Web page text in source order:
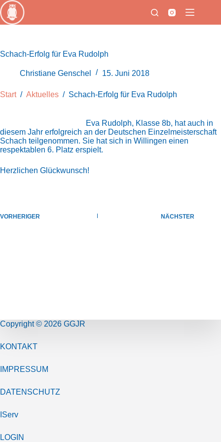
Zum
Inhalt
springen
Schach-Erfolg für Eva Rudolph
Christiane Genschel 15. Juni 2018
Start / Aktuelles / Schach-Erfolg für Eva Rudolph
Eva Rudolph, Klasse 8b, hat auch in
diesem Jahr erfolgreich an der Deutschen Einzelmeisterschaft
Schach teilgenommen. Sie hat sich in Willingen einen
respektablen 6. Platz erspielt.
Herzlichen Glückwunsch!
VORHERIGER NÄCHSTER
Copyright © 2026 GGJR
KONTAKT
IMPRESSUM
DATENSCHUTZ
IServ
LOGIN